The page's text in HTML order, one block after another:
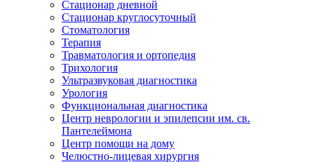
Стационар дневной
Стационар круглосуточный
Стоматология
Терапия
Травматология и ортопедия
Трихология
Ультразвуковая диагностика
Урология
Функциональная диагностика
Центр неврологии и эпилепсии им. св.
Пантелеймона
Центр помощи на дому
Челюстно-лицевая хирургия